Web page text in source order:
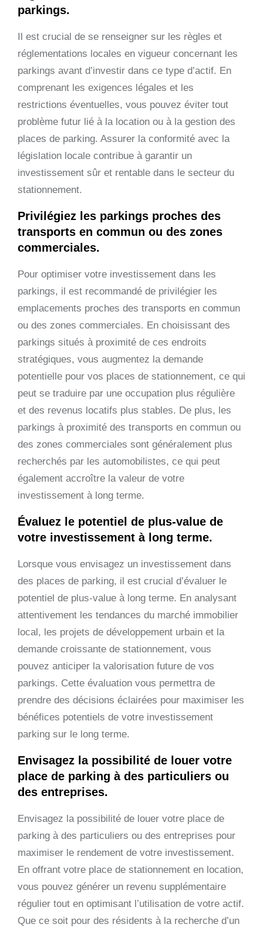
parkings.
Il est crucial de se renseigner sur les règles et
réglementations locales en vigueur concernant les
parkings avant d’investir dans ce type d’actif. En
comprenant les exigences légales et les
restrictions éventuelles, vous pouvez éviter tout
problème futur lié à la location ou à la gestion des
places de parking. Assurer la conformité avec la
législation locale contribue à garantir un
investissement sûr et rentable dans le secteur du
stationnement.
Privilégiez les parkings proches des
transports en commun ou des zones
commerciales.
Pour optimiser votre investissement dans les
parkings, il est recommandé de privilégier les
emplacements proches des transports en commun
ou des zones commerciales. En choisissant des
parkings situés à proximité de ces endroits
stratégiques, vous augmentez la demande
potentielle pour vos places de stationnement, ce qui
peut se traduire par une occupation plus régulière
et des revenus locatifs plus stables. De plus, les
parkings à proximité des transports en commun ou
des zones commerciales sont généralement plus
recherchés par les automobilistes, ce qui peut
également accroître la valeur de votre
investissement à long terme.
Évaluez le potentiel de plus-value de
votre investissement à long terme.
Lorsque vous envisagez un investissement dans
des places de parking, il est crucial d’évaluer le
potentiel de plus-value à long terme. En analysant
attentivement les tendances du marché immobilier
local, les projets de développement urbain et la
demande croissante de stationnement, vous
pouvez anticiper la valorisation future de vos
parkings. Cette évaluation vous permettra de
prendre des décisions éclairées pour maximiser les
bénéfices potentiels de votre investissement
parking sur le long terme.
Envisagez la possibilité de louer votre
place de parking à des particuliers ou
des entreprises.
Envisagez la possibilité de louer votre place de
parking à des particuliers ou des entreprises pour
maximiser le rendement de votre investissement.
En offrant votre place de stationnement en location,
vous pouvez générer un revenu supplémentaire
régulier tout en optimisant l’utilisation de votre actif.
Que ce soit pour des résidents à la recherche d’un